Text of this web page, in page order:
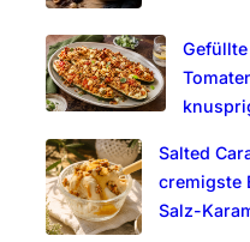
Salted
cremigste
Salz-